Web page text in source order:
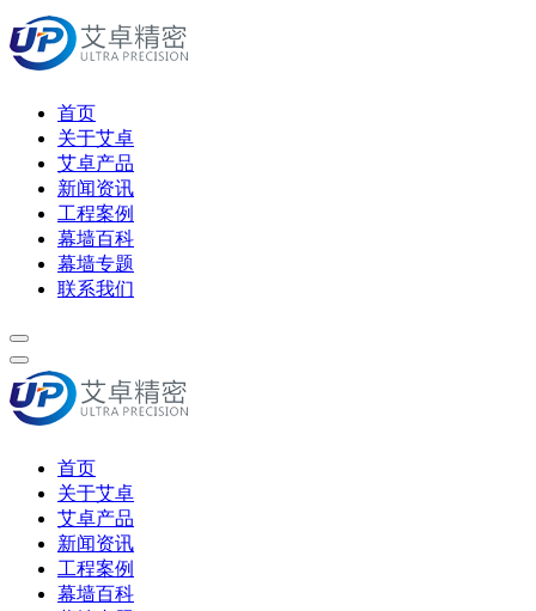
首页
关于艾卓
艾卓产品
新闻资讯
工程案例
幕墙百科
幕墙专题
联系我们
首页
关于艾卓
艾卓产品
新闻资讯
工程案例
幕墙百科